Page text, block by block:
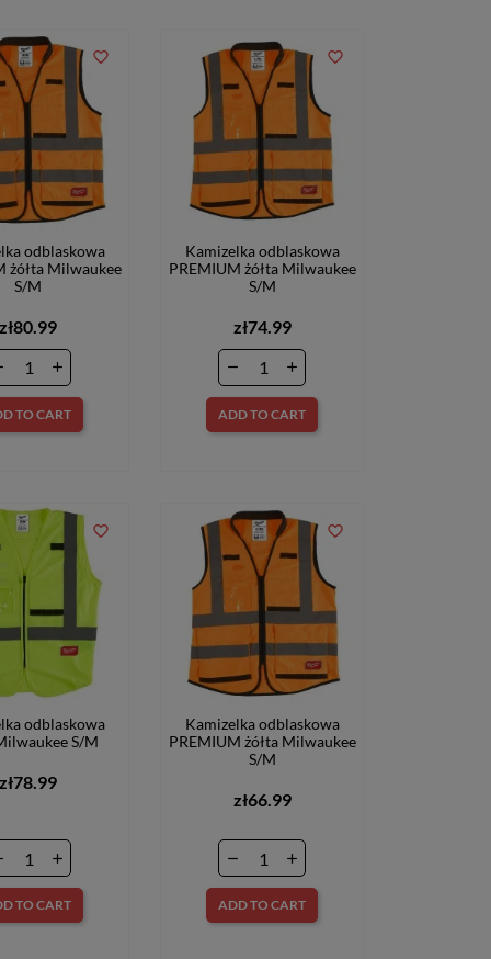
odblaskowa
żółta Milwaukee
S/M
zł80.99
TO CART
favorite_border
Kamizelka odblaskowa
PREMIUM żółta Milwaukee
S/M
zł74.99
ADD TO CART
favorite_border
odblaskowa
S/M
zł78.99
TO CART
favorite_border
Kamizelka odblaskowa
PREMIUM żółta Milwaukee
S/M
zł66.99
ADD TO CART
favorite_border